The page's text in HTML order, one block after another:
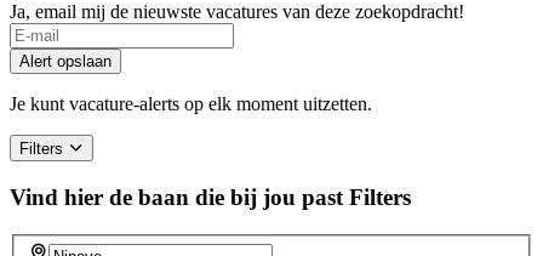
Ja, email mij de nieuwste vacatures van deze zoekopdracht!
If
you
are
a
ignore
this
field
Alert opslaan
Je kunt vacature-alerts op elk moment uitzetten.
Filters
Vind hier de baan die bij jou past Filters